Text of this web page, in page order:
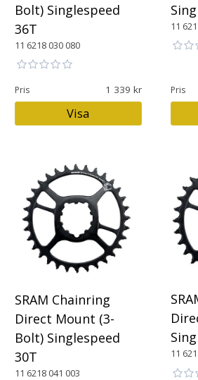
Bolt) Singlespeed
36T
11 6218 030 080
Pris 1 339
Visa
11
Pris
SRAM Chainring
Direct Mount (3-
Bolt) Singlespeed
30T
11 6218 041 003
11